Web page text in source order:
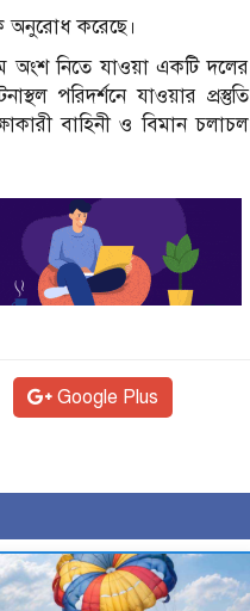
অনুরোধ করেছে।
অংশ নিতে যাওয়া একটি দলের
পরিদর্শনে যাওয়ার প্রস্তুতি
বাহিনী ও বিমান চলাচল
Google Plus